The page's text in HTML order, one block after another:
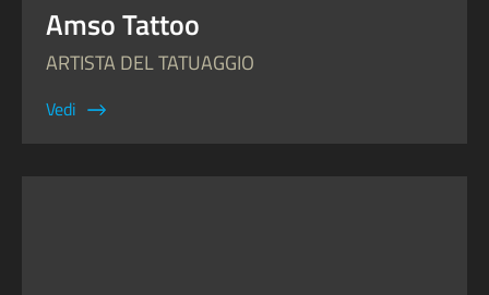
Amso Tattoo
ARTISTA DEL TATUAGGIO
Vedi